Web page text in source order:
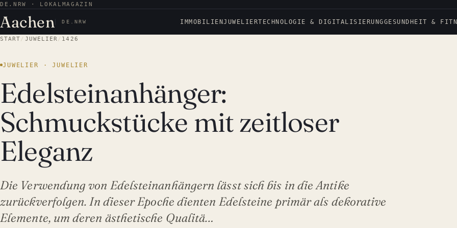
DE.NRW · LOKALMAGAZIN
Aachen DE.NRW IMMOBILIENJUWELIERTECHNOLOGIE & DIGITALISIERUNGGESUNDHEIT &
START/ JUWELIER/ 1426
JUWELIER · JUWELIER
Edelsteinanhänger:
Schmuckstücke mit zeitloser
Eleganz
Die Verwendung von Edelsteinanhängern lässt sich bis in die Antike
zurückverfolgen. In dieser Epoche dienten Edelsteine primär als dekorative
Elemente, um deren ästhetische Qualitä…